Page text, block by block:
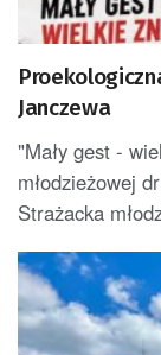
Janczewa
"Mały gest -
młodzieżowej
Strażacka